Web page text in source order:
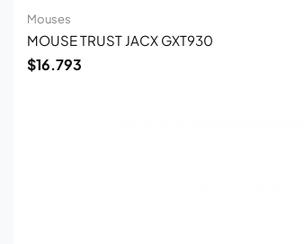
Mouses
MOUSE TRUST JACX GXT930
$16.793